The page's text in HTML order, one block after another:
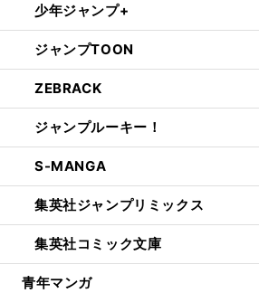
少年ジャンプ+
ジャンプTOON
ZEBRACK
ジャンプルーキー！
S-MANGA
集英社ジャンプリミックス
集英社コミック文庫
青年マンガ